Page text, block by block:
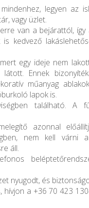
legyen az
vagy üzlet.
van a bejárattól, így
kedvező
egy ideje nem
Ennek
műanyag
lapok is.
található. A
azonnal
nem kell várni
áll.
nyugodt, és
hívjon a +36 70 423